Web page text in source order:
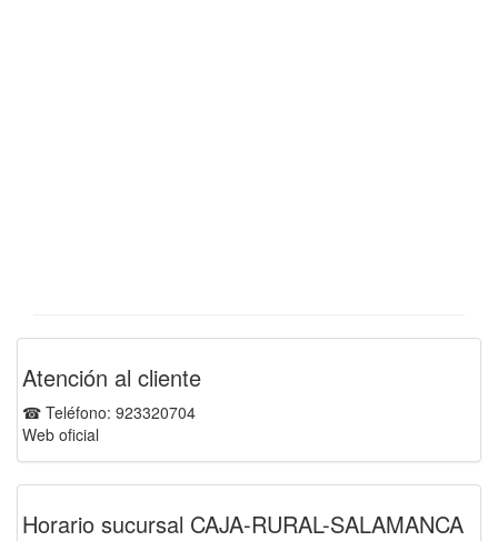
Atención al cliente
☎ Teléfono: 923320704
Web oficial
Horario sucursal CAJA-RURAL-SALAMANCA